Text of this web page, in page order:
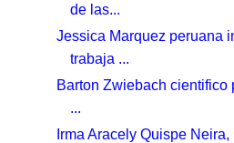
de las...
Jessica Marquez peruana
trabaja ...
Barton Zwiebach cientifico
...
Irma Aracely Quispe